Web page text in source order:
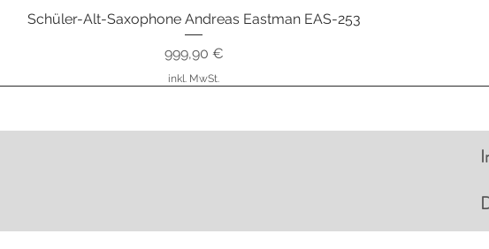
Schnellansicht
Schüler-Alt-Saxophone Andreas Eastman EAS-253
Preis
999,90 €
inkl. MwSt.